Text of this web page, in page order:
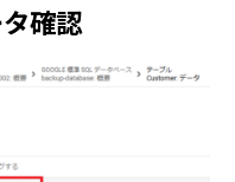
確認